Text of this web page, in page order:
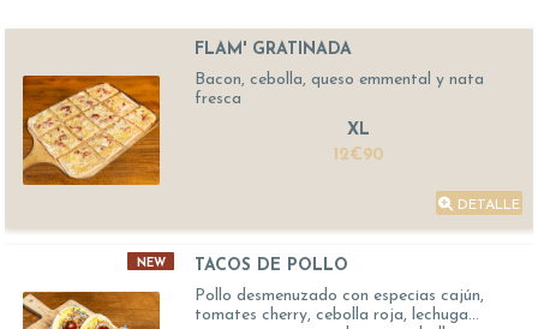
FLAM' GRATINADA
Bacon, cebolla, queso emmental y nata
fresca
XL
12€90
DETALLE
NEW
TACOS DE POLLO
Pollo desmenuzado con especias cajún,
tomates cherry, cebolla roja, lechuga